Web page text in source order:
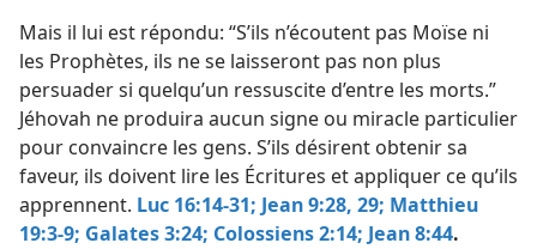
Mais il lui est répondu: “S’ils n’écoutent pas Moïse ni
les Prophètes, ils ne se laisseront pas non plus
persuader si quelqu’un ressuscite d’entre les morts.”
Jéhovah ne produira aucun signe ou miracle particulier
pour convaincre les gens. S’ils désirent obtenir sa
faveur, ils doivent lire les Écritures et appliquer ce qu’ils
apprennent. Luc 16:14-31; Jean 9:28, 29; Matthieu
19:3-9; Galates 3:24; Colossiens 2:14; Jean 8:44.